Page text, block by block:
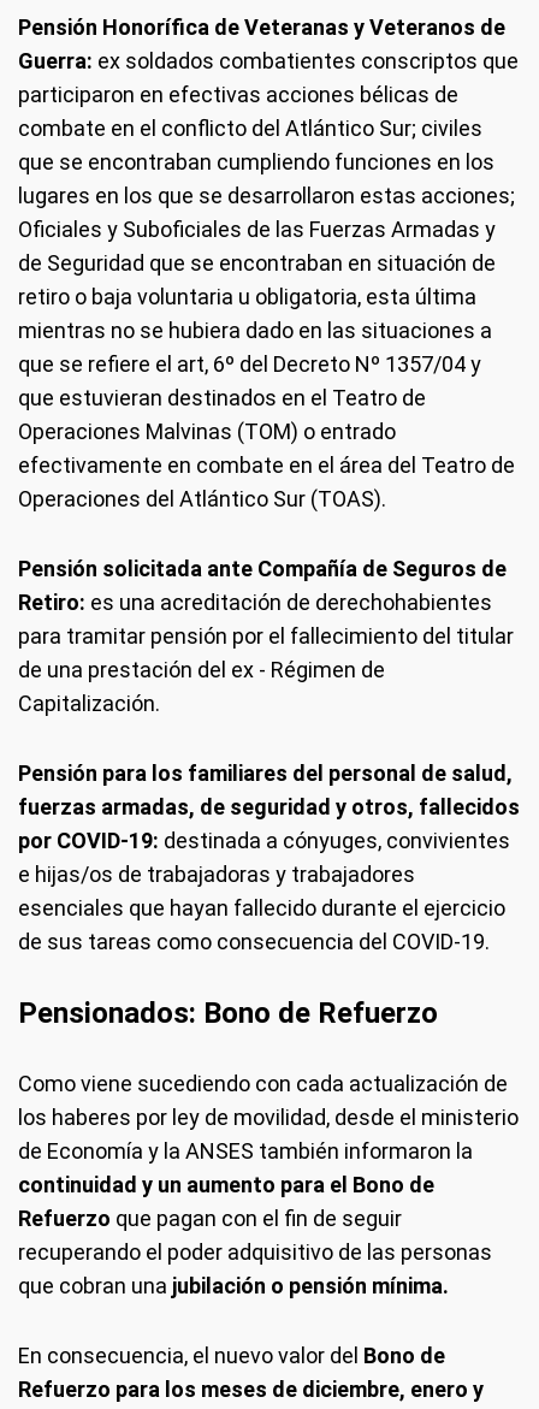
Pensión Honorífica de Veteranas y Veteranos de
Guerra: ex soldados combatientes conscriptos que
participaron en efectivas acciones bélicas de
combate en el conflicto del Atlántico Sur; civiles
que se encontraban cumpliendo funciones en los
lugares en los que se desarrollaron estas acciones;
Oficiales y Suboficiales de las Fuerzas Armadas y
de Seguridad que se encontraban en situación de
retiro o baja voluntaria u obligatoria, esta última
mientras no se hubiera dado en las situaciones a
que se refiere el art, 6º del Decreto Nº 1357/04 y
que estuvieran destinados en el Teatro de
Operaciones Malvinas (TOM) o entrado
efectivamente en combate en el área del Teatro de
Operaciones del Atlántico Sur (TOAS).
Pensión solicitada ante Compañía de Seguros de
Retiro: es una acreditación de derechohabientes
para tramitar pensión por el fallecimiento del titular
de una prestación del ex - Régimen de
Capitalización.
Pensión para los familiares del personal de salud,
fuerzas armadas, de seguridad y otros, fallecidos
por COVID-19: destinada a cónyuges, convivientes
e hijas/os de trabajadoras y trabajadores
esenciales que hayan fallecido durante el ejercicio
de sus tareas como consecuencia del COVID-19.
Pensionados: Bono de Refuerzo
Como viene sucediendo con cada actualización de
los haberes por ley de movilidad, desde el ministerio
de Economía y la ANSES también informaron la
continuidad y un aumento para el Bono de
Refuerzo que pagan con el fin de seguir
recuperando el poder adquisitivo de las personas
que cobran una jubilación o pensión mínima.
En consecuencia, el nuevo valor del Bono de
Refuerzo para los meses de diciembre, enero y